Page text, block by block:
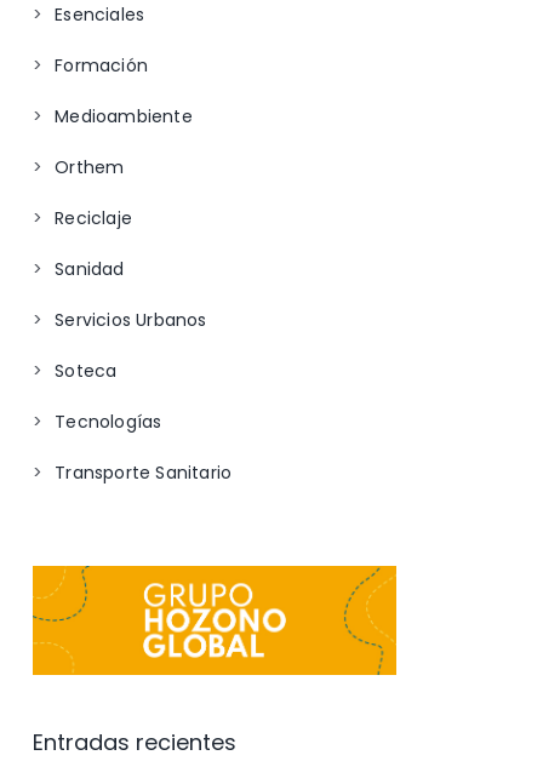
Esenciales
Formación
Medioambiente
Orthem
Reciclaje
Sanidad
Servicios Urbanos
Soteca
Tecnologías
Transporte Sanitario
Entradas recientes